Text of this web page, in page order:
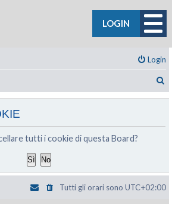
LOGIN
Login
tutti i cookie di questa Board?
Tutti gli orari sono UTC+02:00